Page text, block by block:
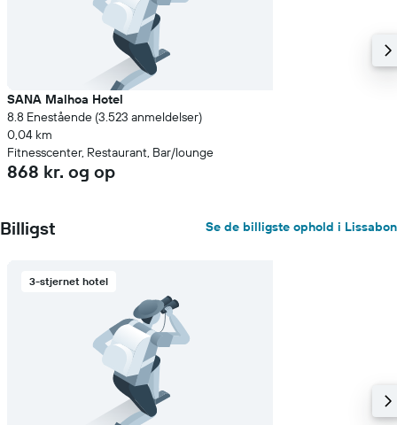
SANA Malhoa Hotel
8.8 Enestående (3.523 anmeldelser)
0,04 km
Fitnesscenter, Restaurant, Bar/lounge
868 kr. og op
Billigst Se de billigste ophold i Lissabon
3-stjernet hotel